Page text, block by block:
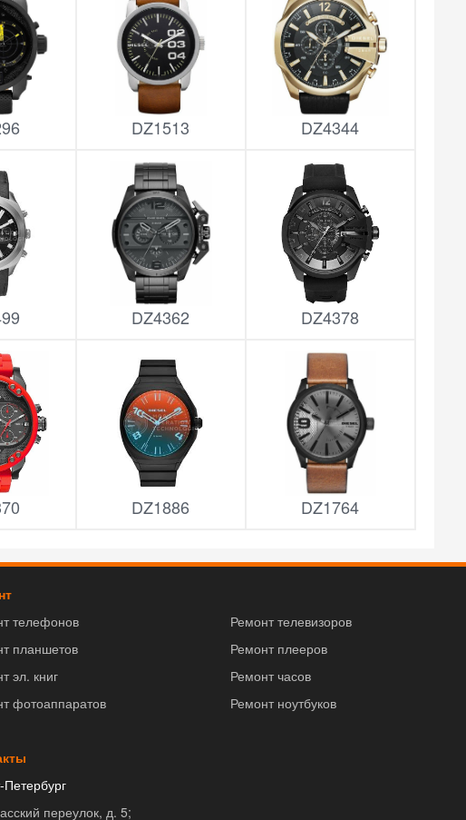
DZ1513 DZ4344
DZ4362 DZ4378
DZ1886 DZ1764
телефонов
планшетов
эл. книг
фотоаппаратов
Ремонт телевизоров
Ремонт плееров
Ремонт часов
Ремонт ноутбуков
Петербург
переулок, д. 5;